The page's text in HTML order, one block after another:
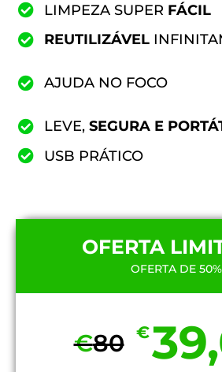
LIMPEZA SUPER FÁCIL
REUTILIZÁVEL
AJUDA NO FOCO
LEVE, SEGURA E
USB PRÁTICO
OFERTA
OFERTA DE 50%
€80 €